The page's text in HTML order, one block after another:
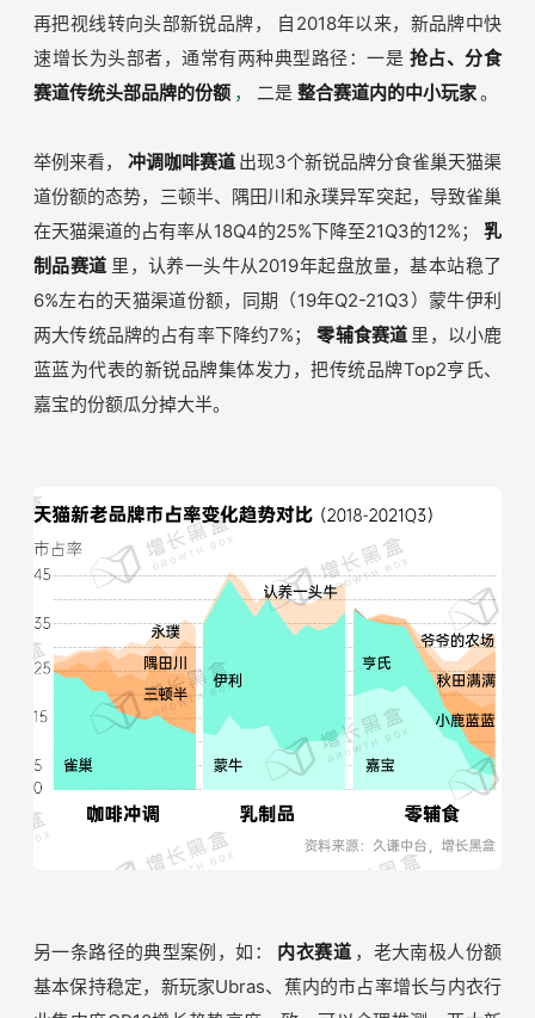
再把视线转向头部新锐品牌， 自2018年以来，新品牌中快
速增长为头部者，通常有两种典型路径：一是 抢占、分食
赛道传统头部品牌的份额 ， 二是 整合赛道内的中小玩家。
举例来看， 冲调咖啡赛道 出现3个新锐品牌分食雀巢天猫渠
道份额的态势，三顿半、隅田川和永璞异军突起，导致雀巢
在天猫渠道的占有率从18Q4的25%下降至21Q3的12%； 乳
制品赛道 里，认养一头牛从2019年起盘放量，基本站稳了
6%左右的天猫渠道份额，同期（19年Q2-21Q3）蒙牛伊利
两大传统品牌的占有率下降约7%；零辅食赛道 里，以小鹿
蓝蓝为代表的新锐品牌集体发力，把传统品牌Top2亨氏、
嘉宝的份额瓜分掉大半。
另一条路径的典型案例，如： 内衣赛道 ，老大南极人份额
基本保持稳定，新玩家Ubras、蕉内的市占率增长与内衣行